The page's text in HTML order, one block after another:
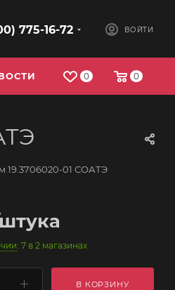
775-16-72 ВОЙТИ
0 0
19.3706020-01 СОАТЭ
: 7 в 2 магазинах
В КОРЗИНУ